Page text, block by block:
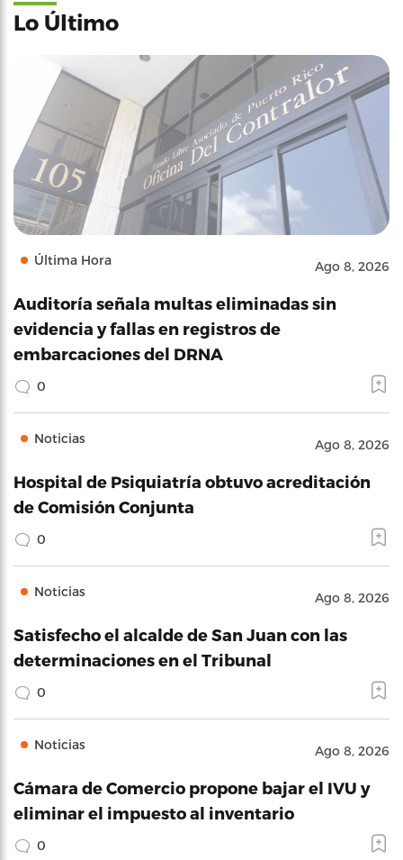
Lo Último
Última Hora Ago 8, 2026
Auditoría señala multas eliminadas sin
evidencia y fallas en registros de
embarcaciones del DRNA
0
Noticias Ago 8, 2026
Hospital de Psiquiatría obtuvo acreditación
de Comisión Conjunta
0
Noticias Ago 8, 2026
Satisfecho el alcalde de San Juan con las
determinaciones en el Tribunal
0
Noticias Ago 8, 2026
Cámara de Comercio propone bajar el IVU y
eliminar el impuesto al inventario
0